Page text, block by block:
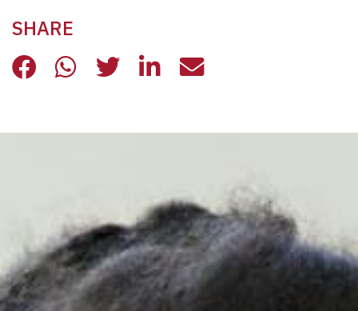
SHARE
“I CARE”, RIPARTIRE DAGLI ULTIMI
“I CARE”, RIPARTIRE DAGLI
“I CARE”, RIPARTIRE
“I CARE”, RIPARTIRE
“I CARE”,